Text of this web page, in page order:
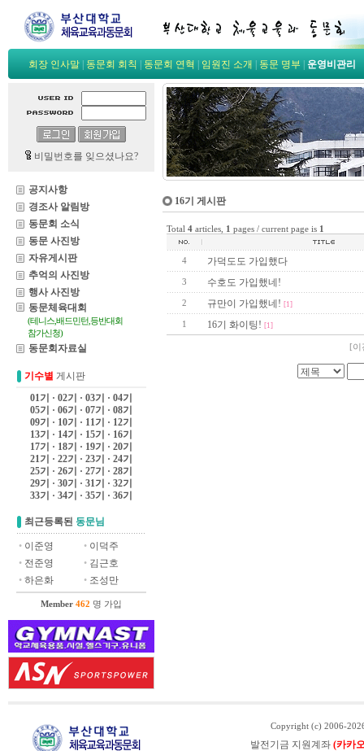
회장 인사말 동문회 회칙 동문회 연혁 임원진 소개 동문 명부 운영비관리
비밀번호를 잊으셨나요?
공지사항
경조사 알림방
동문회 소식
동문 사진방
자유게시판
추억의 사진방
행사 사진방
동문체육대회
(테니스,배드민턴,등반대회
참가신청)
동문회자료실
기수별 게시판
01기
· 02기 · 03기 · 04기
05기
· 06기 · 07기 · 08기
09기
· 10기 · 11기 · 12기
13기
· 14기 · 15기 · 16기
17기
· 18기 · 19기 · 20기
21기
· 22기 · 23기 · 24기
25기
· 26기 · 27기 · 28기
29기
· 30기 · 31기 · 32기
33기
· 34기 · 35기 · 36기
최근등록된 동문님
• 이준영 • 이덕주
• 전준영 • 김근호
• 하은화 • 조성만
Member 462 명 가입
16기 게시판
Total 4 articles, 1 pages / current page is 1
4 가덕도도 가입했다
3 수호도 가입했네!
2 규만이 가입했네! [1]
1 16기 화이팅! [1]
[이
Copyright (c) 2006-
발전기금 지원계좌 (카카